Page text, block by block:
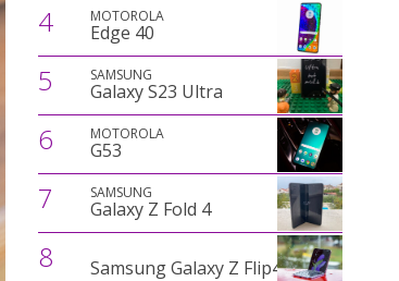
4 MOTOROLA
Edge 40
5 SAMSUNG
Galaxy S23 Ultra
6 MOTOROLA
G53
7 SAMSUNG
Galaxy Z Fold 4
8 Samsung Galaxy Z Flip4